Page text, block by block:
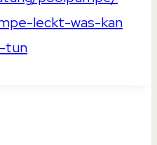
leckt-was-kan
tun